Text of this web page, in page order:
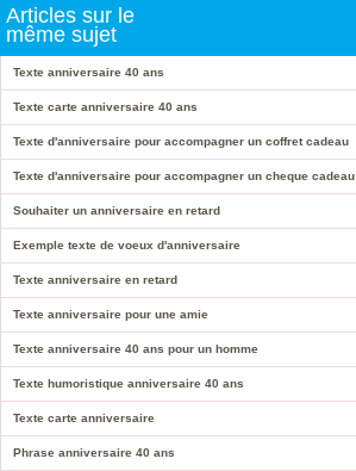
Articles sur le
même sujet
Texte anniversaire 40 ans
Texte carte anniversaire 40 ans
Texte d'anniversaire pour accompagner un coffret cadeau
Texte d'anniversaire pour accompagner un cheque cadeau
Souhaiter un anniversaire en retard
Exemple texte de voeux d'anniversaire
Texte anniversaire en retard
Texte anniversaire pour une amie
Texte anniversaire 40 ans pour un homme
Texte humoristique anniversaire 40 ans
Texte carte anniversaire
Phrase anniversaire 40 ans